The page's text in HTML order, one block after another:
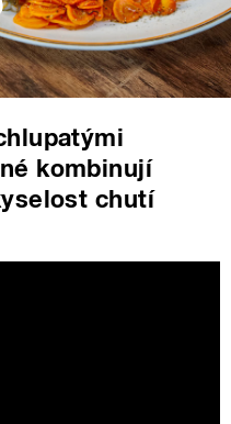
kombinují
chutí